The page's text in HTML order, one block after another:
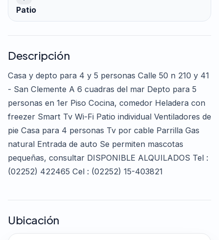
Patio
Descripción
Casa y depto para 4 y 5 personas Calle 50 n 210 y 41
- San Clemente A 6 cuadras del mar Depto para 5
personas en 1er Piso Cocina, comedor Heladera con
freezer Smart Tv Wi-Fi Patio individual Ventiladores de
pie Casa para 4 personas Tv por cable Parrilla Gas
natural Entrada de auto Se permiten mascotas
pequeñas, consultar DISPONIBLE ALQUILADOS Tel :
(02252) 422465 Cel : (02252) 15-403821
Ubicación